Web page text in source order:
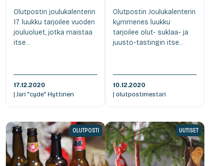
Olutpostin joulukalenterin
17. luukku tarjoilee vuoden
jouluoluet, jotka maistaa
itse...
17.12.2020
| Jari "cyde" Hyttinen
Olutpostin Joulukalenterin
kymmenes luukku
tarjoilee olut- suklaa- ja
juusto-tastingin itse...
10.12.2020
| olutpostimestari
OLUTPOSTI UUTISET